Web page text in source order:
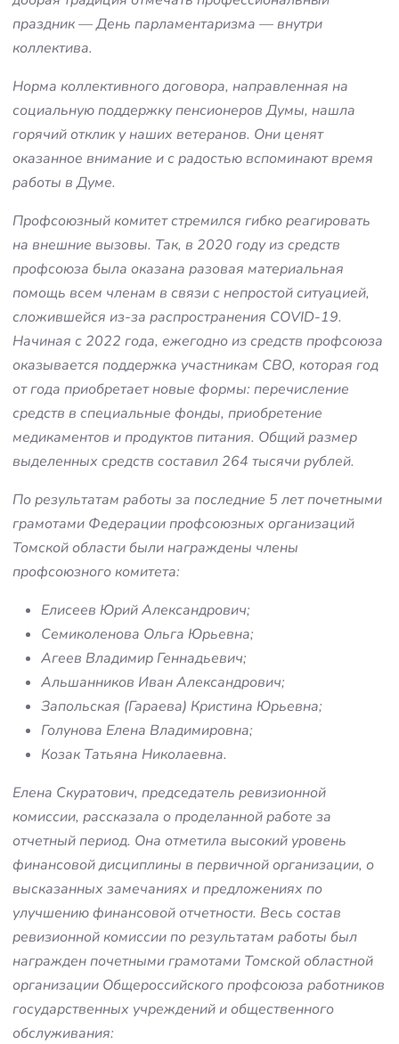
праздник — День парламентаризма — внутри
коллектива.
Норма коллективного договора, направленная на
социальную поддержку пенсионеров Думы, нашла
горячий отклик у наших ветеранов. Они ценят
оказанное внимание и с радостью вспоминают время
работы в Думе.
Профсоюзный комитет стремился гибко реагировать
на внешние вызовы. Так, в 2020 году из средств
профсоюза была оказана разовая материальная
помощь всем членам в связи с непростой ситуацией,
сложившейся из-за распространения COVID-19.
Начиная с 2022 года, ежегодно из средств профсоюза
оказывается поддержка участникам СВО, которая год
от года приобретает новые формы: перечисление
средств в специальные фонды, приобретение
медикаментов и продуктов питания. Общий размер
выделенных средств составил 264 тысячи рублей.
По результатам работы за последние 5 лет почетными
грамотами Федерации профсоюзных организаций
Томской области были награждены члены
профсоюзного комитета:
Елисеев Юрий Александрович;
Семиколенова Ольга Юрьевна;
Агеев Владимир Геннадьевич;
Альшанников Иван Александрович;
Запольская (Гараева) Кристина Юрьевна;
Голунова Елена Владимировна;
Козак Татьяна Николаевна.
Елена Скуратович, председатель ревизионной
комиссии, рассказала о проделанной работе за
отчетный период. Она отметила высокий уровень
финансовой дисциплины в первичной организации, о
высказанных замечаниях и предложениях по
улучшению финансовой отчетности. Весь состав
ревизионной комиссии по результатам работы был
награжден почетными грамотами Томской областной
организации Общероссийского профсоюза работников
государственных учреждений и общественного
обслуживания: